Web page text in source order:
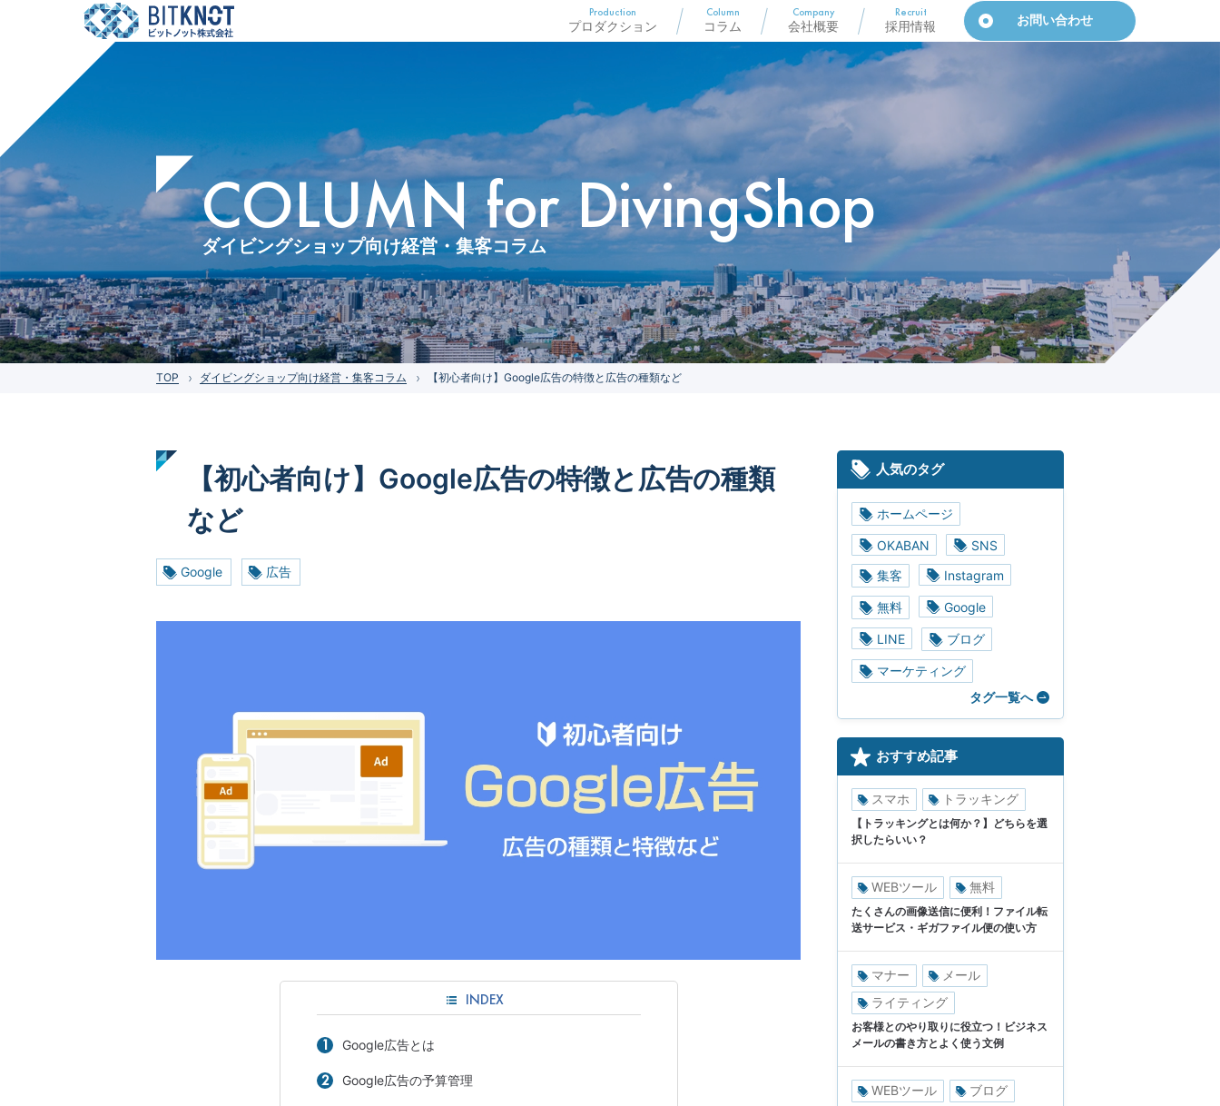
Production
プロダクション
Column
コラム
Company
会社概要
Recruit
採用情報 お問い合わせ
COLUMN for DivingShop
ダイビングショップ向け経営・集客コラム
TOP ダイビングショップ向け経営・集客コラム 【初心者向け】Google広告の特徴と広告の種類など
【初心者向け】Google広告の特徴と広告の種類
など
Google 広告
INDEX
Google広告とは
Google広告の予算管理
人気のタグ
ホームページ
OKABAN
SNS
集客
Instagram
無料 Google
LINE ブログ
マーケティング
タグ一覧へ
おすすめ記事
スマホ トラッキング
【トラッキングとは何か？】どちらを選
択したらいい？
WEBツール 無料
たくさんの画像送信に便利！ファイル転
送サービス・ギガファイル便の使い方
マナー
メール
ライティング
お客様とのやり取りに役立つ！ビジネス
メールの書き方とよく使う文例
WEBツール
ブログ